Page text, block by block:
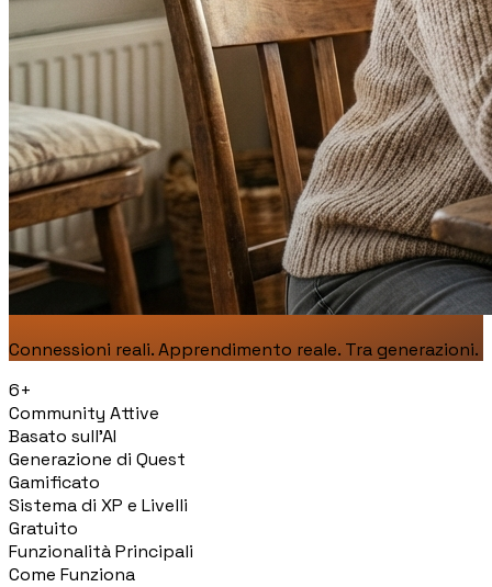
Connessioni reali. Apprendimento reale. Tra generazioni.
6+
Community Attive
Basato sull'AI
Generazione di Quest
Gamificato
Sistema di XP e Livelli
Gratuito
Funzionalità Principali
Come Funziona